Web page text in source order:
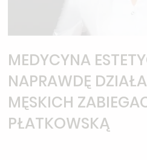
MEDYCYNA
NAPRAWDĘ
MĘSKICH
PŁATKOWSKĄ